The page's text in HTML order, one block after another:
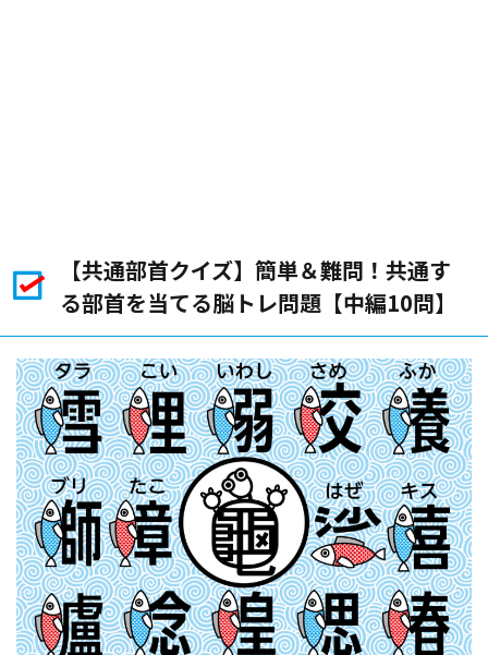
【共通部首クイズ】簡単＆難問！共通す
る部首を当てる脳トレ問題【中編10問】